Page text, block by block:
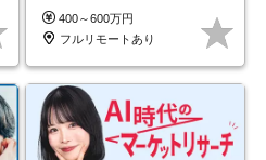
600万円可
400～600万円
フルリモートあり